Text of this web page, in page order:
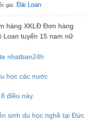
gia: Đài Loan
hàng XKLĐ Đơn hàng
Loan tuyển 15 nam nữ
Trung
tuyển liên tục
lương: 40000